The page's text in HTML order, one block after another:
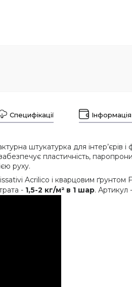
Специфікації
штукатурка для інтер’єрів
пластичність,
руху.
Acrilico і кварцовим
- 1,5-2 кг/м² в 1 шар. Артикул